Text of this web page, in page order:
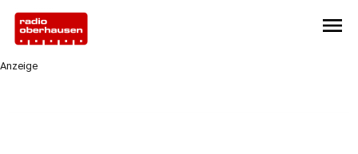
menu
Anzeige